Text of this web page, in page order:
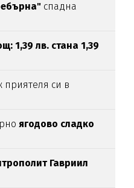
спадна
1,39 лв. стана 1,39
приятеля си в
ягодово сладко
Гавриил